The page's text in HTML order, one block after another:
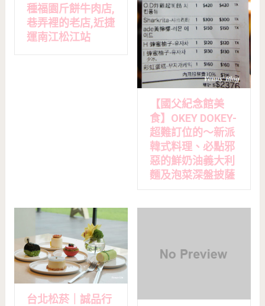
種福園斤餅牛肉店,
巷弄裡的老店,近捷
運南江松江站
【國父紀念館美
食】OKEY DOKEY-
超難訂位的～新派
韓式料理、必點邪
惡的鮮奶油義大利
麵及泡菜深盤披薩
台北松菸｜誠品行